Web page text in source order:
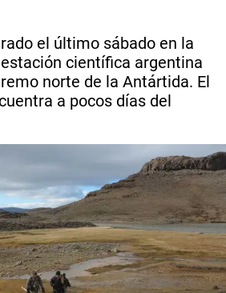
el último sábado en la
científica argentina
norte de la Antártida. El
a pocos días del